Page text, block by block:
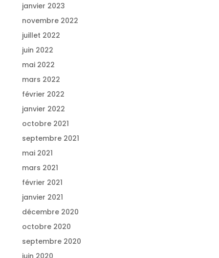
janvier 2023
novembre 2022
juillet 2022
juin 2022
mai 2022
mars 2022
février 2022
janvier 2022
octobre 2021
septembre 2021
mai 2021
mars 2021
février 2021
janvier 2021
décembre 2020
octobre 2020
septembre 2020
juin 2020